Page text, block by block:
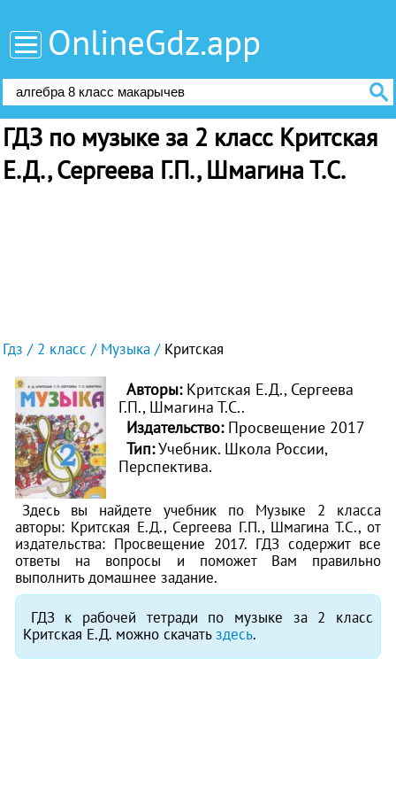
OnlineGdz.app
ГДЗ по музыке за 2 класс Критская
Е.Д., Сергеева Г.П., Шмагина Т.С.
Гдз 2 класс Музыка Критская
Авторы: Критская Е.Д., Сергеева
Г.П., Шмагина Т.С..
Издательство: Просвещение 2017
Тип:Учебник. Школа России,
Перспектива.
Здесь вы найдете учебник по Музыке 2 класса
авторы: Критская Е.Д., Сергеева Г.П., Шмагина Т.С., от
издательства: Просвещение 2017. ГДЗ содержит все
ответы на вопросы и поможет Вам правильно
выполнить домашнее задание.
ГДЗ к рабочей тетради по музыке за 2 класс
Критская Е.Д. можно скачатьздесь.